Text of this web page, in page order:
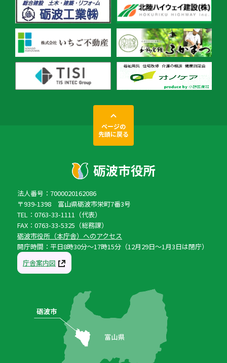
ページの
先頭に戻る
法人番号：7000020162086
〒939-1398 富山県砺波市栄町7番3号
TEL：0763-33-1111（代表）
FAX：0763-33-5325（総務課）
砺波市役所（本庁舎）へのアクセス
開庁時間：平日8時30分〜17時15分（12月29日〜1月3日は閉庁）
庁舎案内図